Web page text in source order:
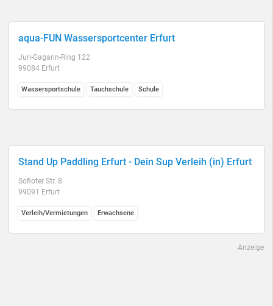
aqua-FUN Wassersportcenter Erfurt
Juri-Gagarin-Ring 122
99084 Erfurt
Wassersportschule Tauchschule Schule
Stand Up Paddling Erfurt - Dein Sup Verleih (in) Erfurt
Sofioter Str. 8
99091 Erfurt
Verleih/Vermietungen Erwachsene
Anzeige